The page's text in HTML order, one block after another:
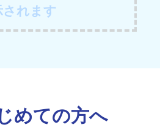
されます
めての方へ